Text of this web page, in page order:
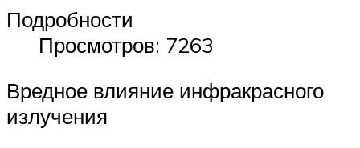
Подробности
Просмотров: 7263
Вредное влияние инфракрасного
излучения